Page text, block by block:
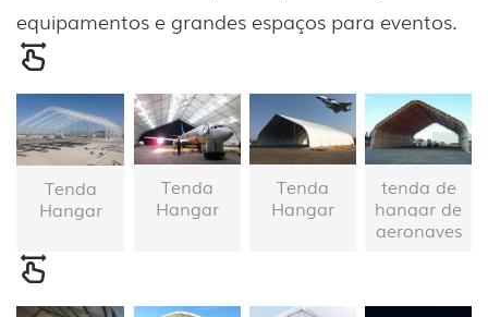
equipamentos e grandes espaços para eventos.
Tenda
Hangar
Tenda
Hangar
Tenda
Hangar
tenda de
hangar de
aeronaves